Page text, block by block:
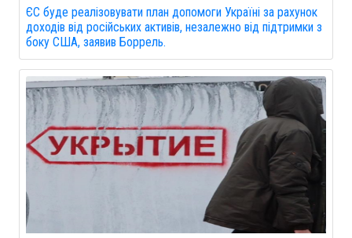
ЄС буде реалізовувати план допомоги Україні за рахунок
доходів від російських активів, незалежно від підтримки з
боку США, заявив Боррель.